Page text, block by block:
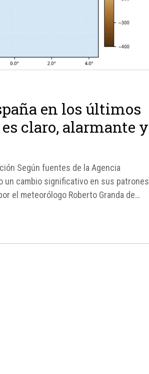
en los últimos
claro, alarmante y
Según fuentes de la Agencia
un cambio significativo en sus patrones
el meteorólogo Roberto Granda de